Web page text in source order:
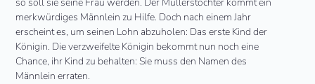
merkwürdiges Männlein zu Hilfe. Doch nach einem Jahr
erscheint es, um seinen Lohn abzuholen: Das erste Kind der
Königin. Die verzweifelte Königin bekommt nun noch eine
Chance, ihr Kind zu behalten: Sie muss den Namen des
Männlein erraten.